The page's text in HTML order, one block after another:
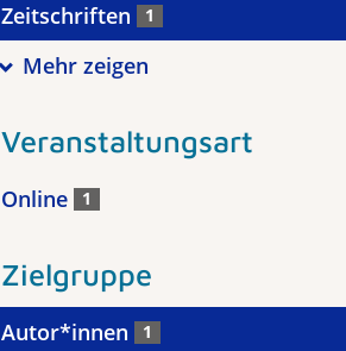
Zeitschriften 1
Mehr zeigen
Veranstaltungsart
Online 1
Zielgruppe
Autor*innen 1